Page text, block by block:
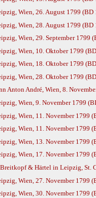
Wien, 26. August 1799 (BD
Wien, 28. August 1799 (BD
Wien, 29. September 1799
Wien, 10. Oktober 1799
Wien, 18. Oktober 1799
Wien, 28. Oktober 1799
Anton André, Wien, 8.
Wien, 9. November 1799
Wien, 11. November 1799
Wien, 11. November 1799
Wien, 13. November 1799
Wien, 17. November 1799
& Härtel in Leipzig, St.
Wien, 27. November 1799
Wien, 30. November 1799